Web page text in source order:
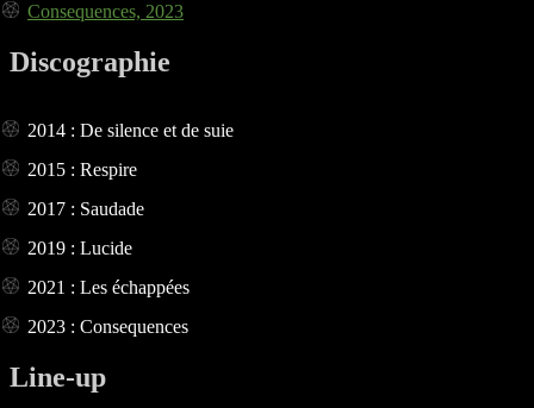
Consequences, 2023
Discographie
2014 : De silence et de suie
2015 : Respire
2017 : Saudade
2019 : Lucide
2021 : Les échappées
2023 : Consequences
Line-up